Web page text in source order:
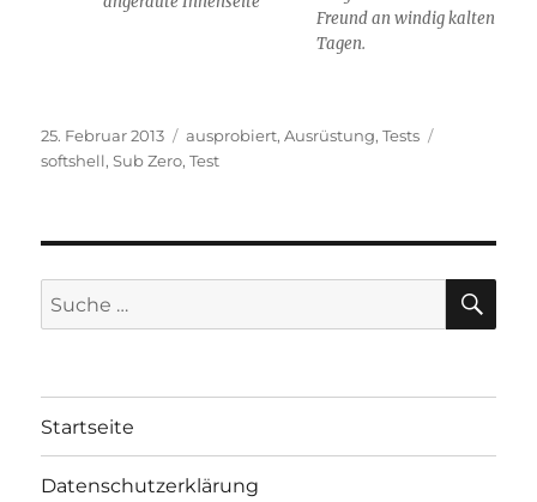
Freund an windig kalten
Tagen.
Veröffentlicht
am
25. Februar 2013 Kategorien
ausprobiert,Ausrüstung,Tests
softshell,Sub Zero,Test
Suche
nach:
Startseite
Datenschutzerklärung